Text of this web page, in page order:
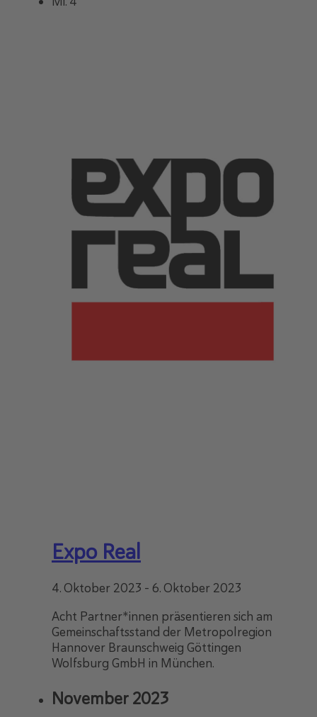
4. Oktober 2023 - 6. Oktober 2023
Expo Real
Acht Partner*innen präsentieren sich am
Gemeinschaftsstand der Metropolregion
Hannover Braunschweig Göttingen
Wolfsburg GmbH in München.
November 2023